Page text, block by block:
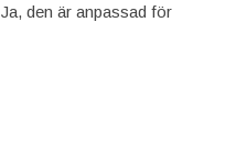
Ja, den är anpassad för